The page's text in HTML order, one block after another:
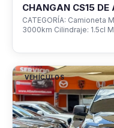
CHANGAN CS15
CATEGORÍA: Camioneta
3000km Cilindraje: 1.5cl
VEHÍCULOS